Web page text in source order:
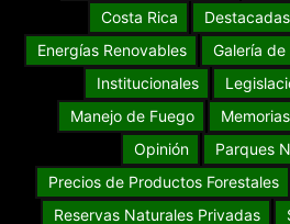
Costa Rica
Destacadas
Energías Renovables
Galería
Institucionales
Manejo de Fuego
Opinión
Parques
Precios de Productos Forestales
Reservas Naturales Privadas